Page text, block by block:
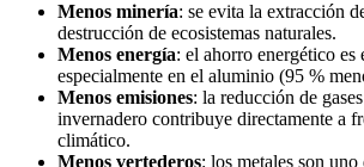
Menos minería: se evita la extracción
destrucción de ecosistemas naturales.
Menos energía: el ahorro energético es
especialmente en el aluminio (95 %
Menos emisiones: la reducción de
invernadero contribuye directamente a
climático.
Menos vertederos: los metales son